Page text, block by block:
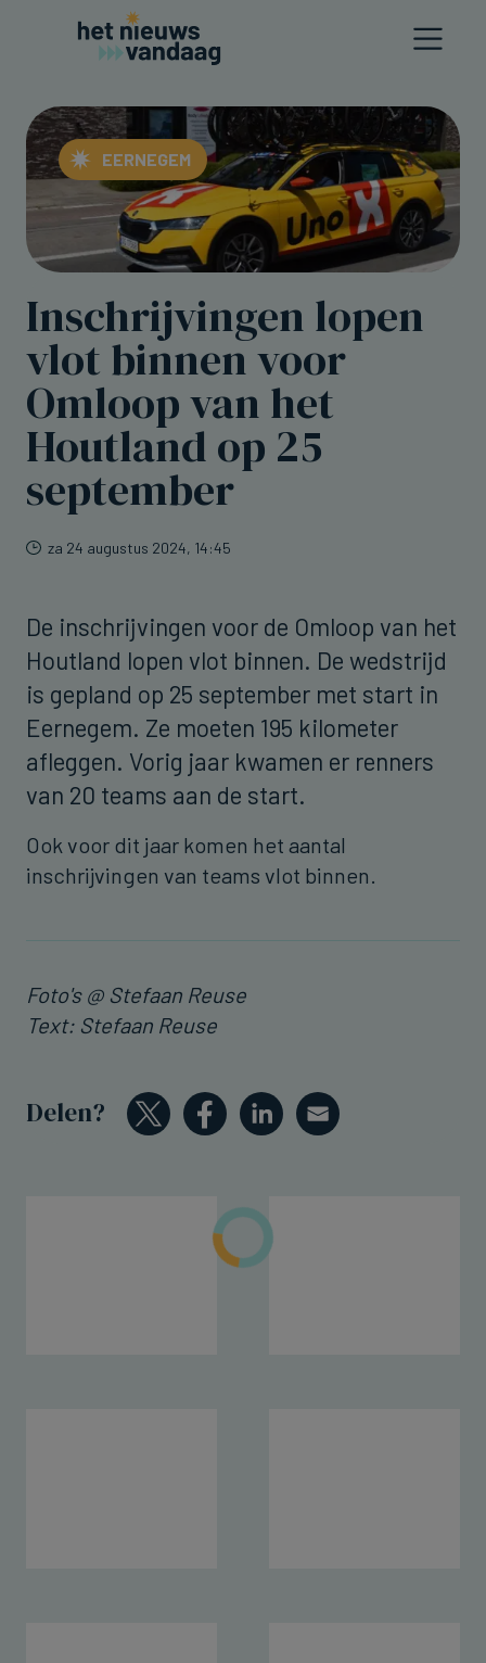
EERNEGEM
Inschrijvingen lopen
vlot binnen voor
Omloop van het
Houtland op 25
september
za 24 augustus 2024, 14:45
De inschrijvingen voor de Omloop van het
Houtland lopen vlot binnen. De wedstrijd
is gepland op 25 september met start in
Eernegem. Ze moeten 195 kilometer
afleggen. Vorig jaar kwamen er renners
van 20 teams aan de start.
Ook voor dit jaar komen het aantal
inschrijvingen van teams vlot binnen.
Foto's @ Stefaan Reuse
Text: Stefaan Reuse
Delen?